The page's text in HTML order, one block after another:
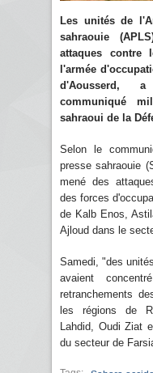
Les unités de
sahraouie
attaques contre
l'armée
d'Aousserd,
communiqué
sahraoui de la
Selon le
presse sahraouie
mené des
des forces
de Kalb Enos,
Ajloud dans le
Samedi, "des
avaient
retranchements
les régions de
Lahdid, Oudi Ziat
du secteur de